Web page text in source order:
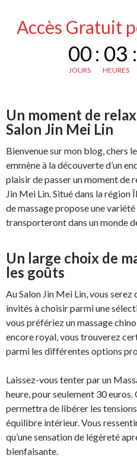
Accès Gratuit
00
JOURS
: 03
HEURES
:
Un moment de
Salon Jin Mei Lin
Bienvenue sur mon blog, chers
emmène à la découverte d’un
plaisir de passer un moment de
Jin Mei Lin. Situé dans la région
de massage propose une
transporteront dans un monde
Un large choix de
les goûts
Au Salon Jin Mei Lin, vous
invités à choisir parmi une
vous préfériez un massage
encore royal, vous trouverez
parmi les différentes options
Laissez-vous tenter par un
heure, pour seulement 30
permettra de libérer les
équilibre intérieur. Vous
qu’une sensation de légèreté
bienfaisante.